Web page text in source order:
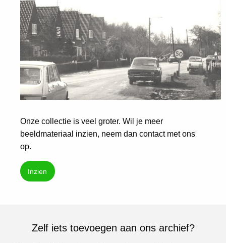
Onze collectie is veel groter. Wil je meer
beeldmateriaal inzien, neem dan contact met ons
op.
Inzien
Zelf iets toevoegen aan ons archief?